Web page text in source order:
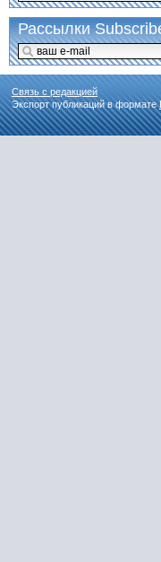
Рассылки
Связь с редакцией
Экспорт публикаций в формате